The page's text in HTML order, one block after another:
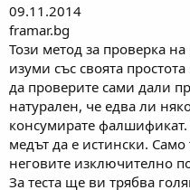
09.11.2014
framar.bg
Този метод за проверка
изуми със своята
да проверите сами дали
натурален, че едва ли
консумирате
медът да е истински.
неговите изключително
За теста ще ви трябва